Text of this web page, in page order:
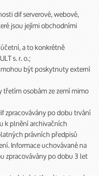
difserverové, webové,
jsou jejími obchodními
a to konkrétně
s. r. o.;
být poskytnuty externí
osobám ze zemí mimo
zpracovávány po dobu trvání
k plnění archivačních
právních předpisů
Informace uchovávané na
zpracovávány po dobu 3 let